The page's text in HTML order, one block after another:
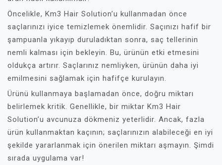
Öncelikle, Km3 Hair Solution’u kullanmadan önce
saçlarınızı iyice temizlemek önemlidir. Saçınızı hafif bir
şampuanla yıkayıp duruladıktan sonra, saç tellerinin
nemli kalması için bekleyin. Bu, ürünün etki etmesini
oldukça artırır. Saçlarınız nemliyken, ürünün daha iyi
emilmesini sağlamak için hafifçe kurulayın.
Ürünü kullanmaya başlamadan önce, doğru miktarı
belirlemek kritik. Genellikle, bir miktar Km3 Hair
Solution’u avcunuza dökmeniz yeterlidir. Ancak, fazla
ürün kullanmaktan kaçının; saçlarınızın alabileceği en iyi
şekilde yararlanmak için önerilen miktarı aşmayın. Şimdi
sırada uygulama var!